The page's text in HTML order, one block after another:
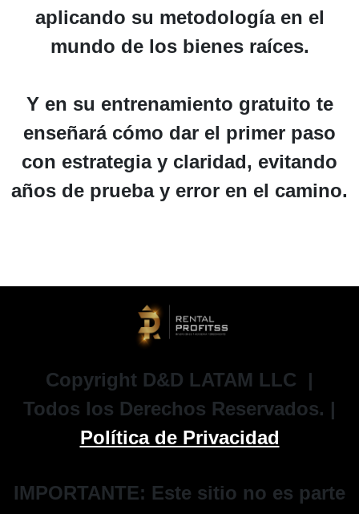
aplicando su metodología en el
mundo de los bienes raíces.
Y en su entrenamiento gratuito te
enseñará cómo dar el primer paso
con estrategia y claridad, evitando
años de prueba y error en el camino.
Copyright D&D LATAM LLC |
Todos los Derechos Reservados. |
Política de Privacidad
IMPORTANTE: Este sitio no es parte